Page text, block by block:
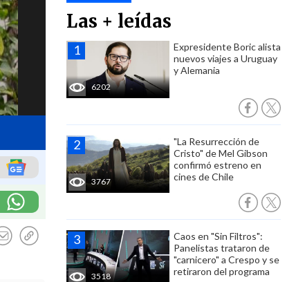
Las + leídas
6202
Expresidente Boric alista
nuevos viajes a Uruguay
y Alemania
3767
"La Resurrección de
Cristo" de Mel Gibson
confirmó estreno en
cines de Chile
3518
Caos en "Sin Filtros":
Panelistas trataron de
"carnicero" a Crespo y se
retiraron del programa